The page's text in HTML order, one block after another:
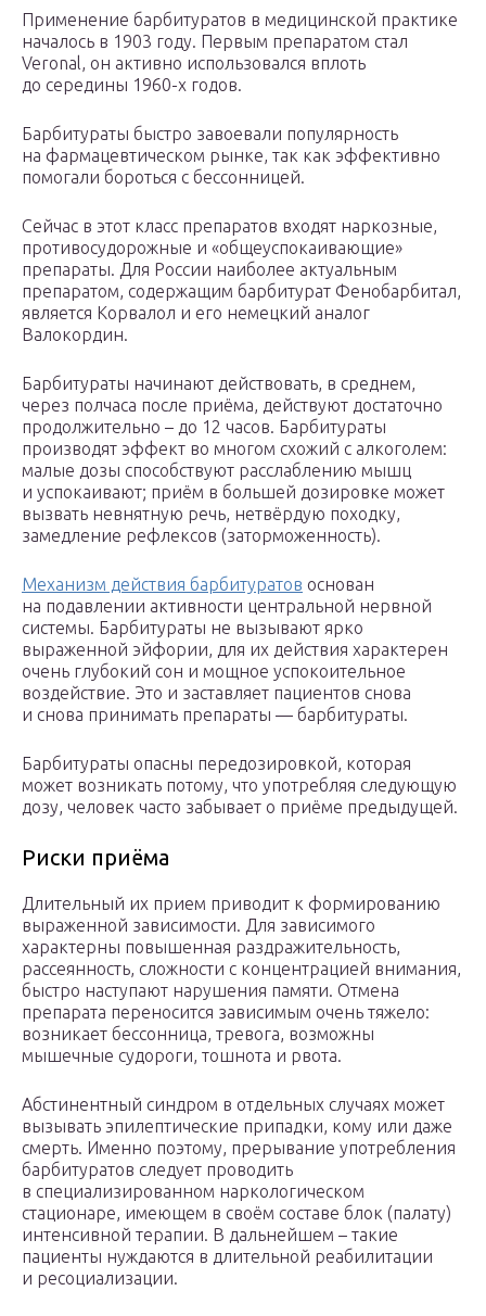
Применение барбитуратов в медицинской практике
началось в 1903 году. Первым препаратом стал
Veronal, он активно использовался вплоть
до середины 1960-х годов.
Барбитураты быстро завоевали популярность
на фармацевтическом рынке, так как эффективно
помогали бороться с бессонницей.
Сейчас в этот класс препаратов входят наркозные,
противосудорожные и «общеуспокаивающие»
препараты. Для России наиболее актуальным
препаратом, содержащим барбитурат Фенобарбитал,
является Корвалол и его немецкий аналог
Валокордин.
Барбитураты начинают действовать, в среднем,
через полчаса после приёма, действуют достаточно
продолжительно – до 12 часов. Барбитураты
производят эффект во многом схожий с алкоголем:
малые дозы способствуют расслаблению мышц
и успокаивают; приём в большей дозировке может
вызвать невнятную речь, нетвёрдую походку,
замедление рефлексов (заторможенность).
Механизм действия барбитуратов основан
на подавлении активности центральной нервной
системы. Барбитураты не вызывают ярко
выраженной эйфории, для их действия характерен
очень глубокий сон и мощное успокоительное
воздействие. Это и заставляет пациентов снова
и снова принимать препараты — барбитураты.
Барбитураты опасны передозировкой, которая
может возникать потому, что употребляя следующую
дозу, человек часто забывает о приёме предыдущей.
Риски приёма
Длительный их прием приводит к формированию
выраженной зависимости. Для зависимого
характерны повышенная раздражительность,
рассеянность, сложности с концентрацией внимания,
быстро наступают нарушения памяти. Отмена
препарата переносится зависимым очень тяжело:
возникает бессонница, тревога, возможны
мышечные судороги, тошнота и рвота.
Абстинентный синдром в отдельных случаях может
вызывать эпилептические припадки, кому или даже
смерть. Именно поэтому, прерывание употребления
барбитуратов следует проводить
в специализированном наркологическом
стационаре, имеющем в своём составе блок (палату)
интенсивной терапии. В дальнейшем – такие
пациенты нуждаются в длительной реабилитации
и ресоциализации.